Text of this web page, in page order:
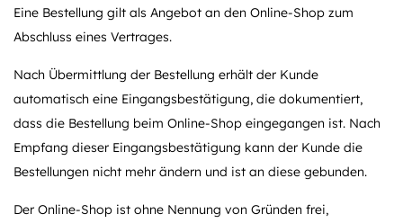
Eine Bestellung gilt als Angebot an den Online-Shop zum
Abschluss eines Vertrages.
Nach Übermittlung der Bestellung erhält der Kunde
automatisch eine Eingangsbestätigung, die dokumentiert,
dass die Bestellung beim Online-Shop eingegangen ist. Nach
Empfang dieser Eingangsbestätigung kann der Kunde die
Bestellungen nicht mehr ändern und ist an diese gebunden.
Der Online-Shop ist ohne Nennung von Gründen frei,